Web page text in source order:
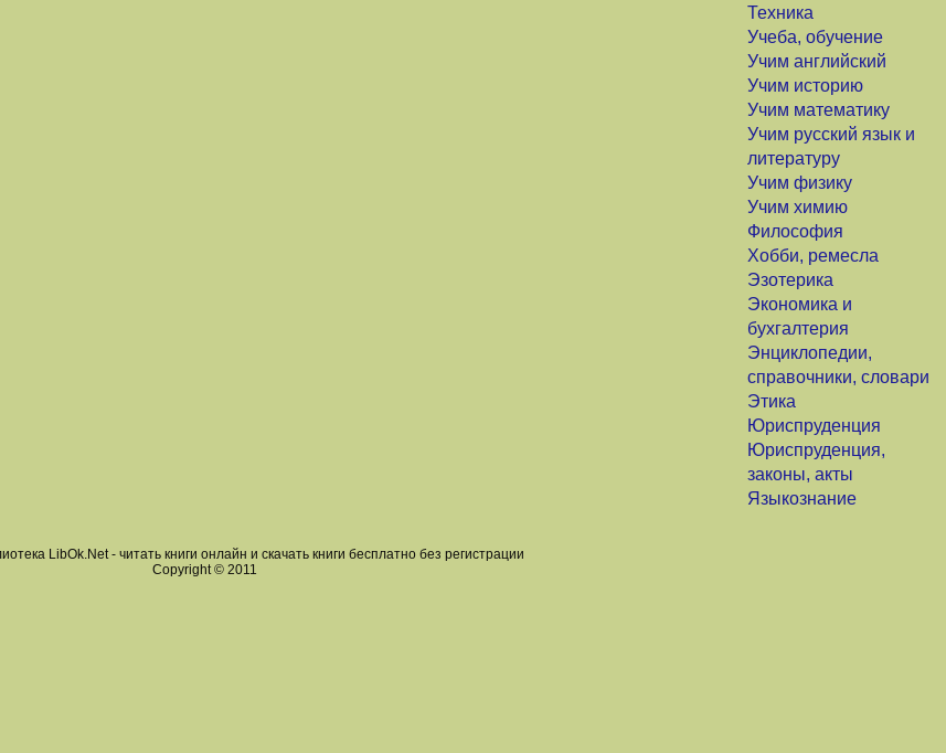
Техника
Учеба, обучение
Учим английский
Учим историю
Учим математику
Учим русский язык и
литературу
Учим физику
Учим химию
Философия
Хобби, ремесла
Эзотерика
Экономика и
бухгалтерия
Энциклопедии,
справочники, словари
Этика
Юриспруденция
Юриспруденция,
законы, акты
Языкознание
LibOk.Net - читать книги онлайн и скачать книги бесплатно без регистрации
Copyright © 2011